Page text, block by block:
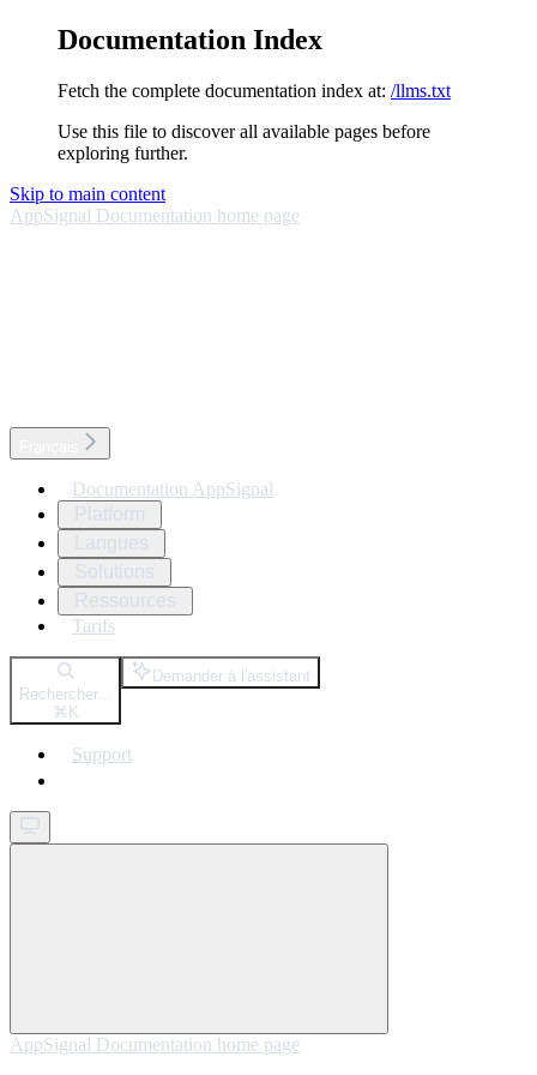
Documentation Index
Fetch the complete documentation index at: /llms.txt
Use this file to discover all available pages before
exploring further.
Skip to main content
AppSignal Documentation home page
Documentation AppSignal
Tarifs
Rechercher...
⌘ K
Demander à l'assistant
Support
AppSignal Documentation home page